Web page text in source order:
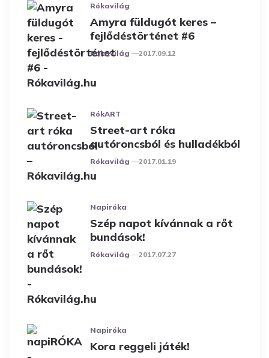
Rókavilág
Amyra füldugót keres –
fejlődéstörténet #6
Posted
Rókavilág 2017.09.12
RókART
Street-art róka
autóroncsból és hulladékból
Posted
Rókavilág 2017.01.19
Napiróka
Szép napot kívánnak a rőt
bundások!
Posted
Rókavilág 2017.07.27
Napiróka
Kora reggeli játék!